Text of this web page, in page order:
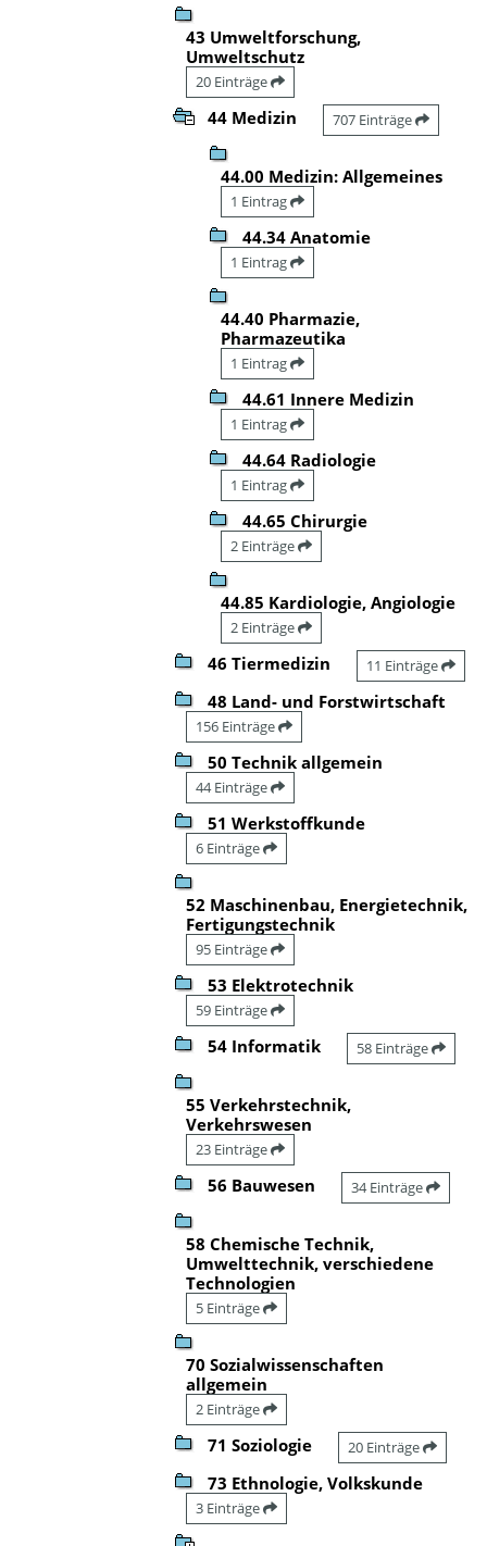
43 Umweltforschung,
Umweltschutz
20 Einträge
44 Medizin 707 Einträge
44.00 Medizin: Allgemeines
1 Eintrag
44.34 Anatomie
1 Eintrag
44.40 Pharmazie,
Pharmazeutika
1 Eintrag
44.61 Innere Medizin
1 Eintrag
44.64 Radiologie
1 Eintrag
44.65 Chirurgie
2 Einträge
44.85 Kardiologie, Angiologie
2 Einträge
46 Tiermedizin 11 Einträge
48 Land- und Forstwirtschaft
156 Einträge
50 Technik allgemein
44 Einträge
51 Werkstoffkunde
6 Einträge
52 Maschinenbau, Energietechnik,
Fertigungstechnik
95 Einträge
53 Elektrotechnik
59 Einträge
54 Informatik 58 Einträge
55 Verkehrstechnik,
Verkehrswesen
23 Einträge
56 Bauwesen 34 Einträge
58 Chemische Technik,
Umwelttechnik, verschiedene
Technologien
5 Einträge
70 Sozialwissenschaften
allgemein
2 Einträge
71 Soziologie 20 Einträge
73 Ethnologie, Volkskunde
3 Einträge